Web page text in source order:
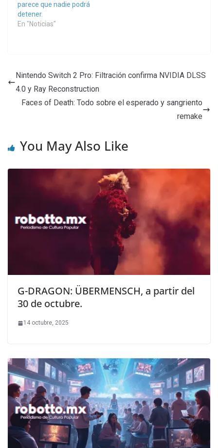
parece que nadie podrá
detener.
En "Noticias"
Nintendo Switch 2 Pro: Filtración confirma NVIDIA DLSS
4.0 y Ray Reconstruction
Faces of Death: Todo sobre el esperado y sangriento
remake
You May Also Like
G-DRAGON: ÜBERMENSCH, a partir del
30 de octubre.
14 octubre, 2025